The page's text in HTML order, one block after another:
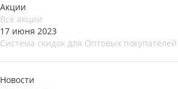
Акции
Все акции
17 июня 2023
Система скидок для Оптовых покупателей
Новости